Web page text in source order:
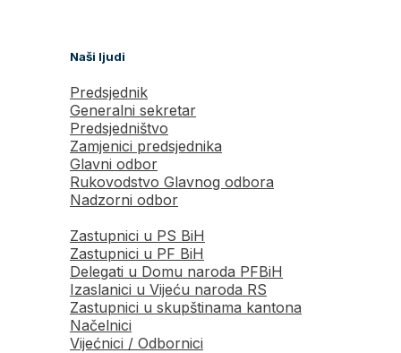
Naši ljudi
Predsjednik
Generalni sekretar
Predsjedništvo
Zamjenici predsjednika
Glavni odbor
Rukovodstvo Glavnog odbora
Nadzorni odbor
Zastupnici u PS BiH
Zastupnici u PF BiH
Delegati u Domu naroda PFBiH
Izaslanici u Vijeću naroda RS
Zastupnici u skupštinama kantona
Načelnici
Vijećnici / Odbornici